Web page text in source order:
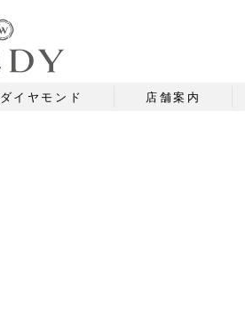
ダイヤモンド 店舗案内